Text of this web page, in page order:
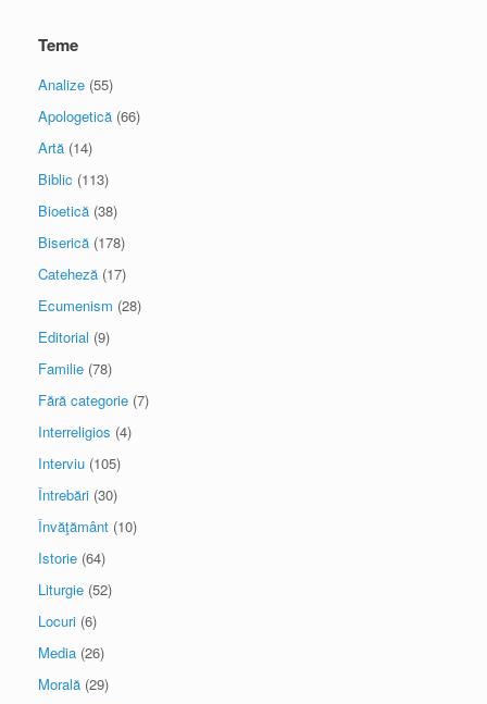
Teme
Analize (55)
Apologetică (66)
Artă (14)
Biblic (113)
Bioetică (38)
Biserică (178)
Cateheză (17)
Ecumenism (28)
Editorial (9)
Familie (78)
Fără categorie (7)
Interreligios (4)
Interviu (105)
Întrebări (30)
Învăţământ (10)
Istorie (64)
Liturgie (52)
Locuri (6)
Media (26)
Morală (29)